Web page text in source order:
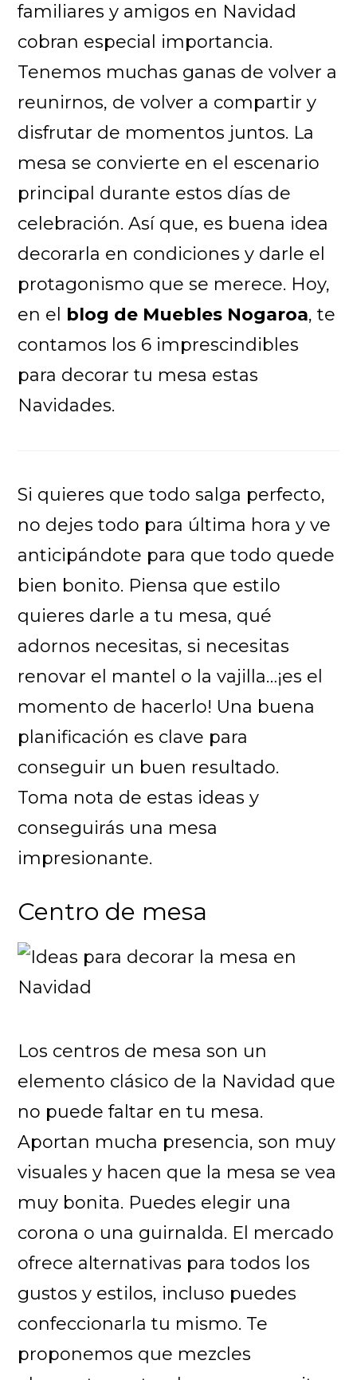
familiares y amigos en Navidad
cobran especial importancia.
Tenemos muchas ganas de volver a
reunirnos, de volver a compartir y
disfrutar de momentos juntos. La
mesa se convierte en el escenario
principal durante estos días de
celebración. Así que, es buena idea
decorarla en condiciones y darle el
protagonismo que se merece. Hoy,
en el blog de Muebles Nogaroa, te
contamos los 6 imprescindibles
para decorar tu mesa estas
Navidades.
Si quieres que todo salga perfecto,
no dejes todo para última hora y ve
anticipándote para que todo quede
bien bonito. Piensa que estilo
quieres darle a tu mesa, qué
adornos necesitas, si necesitas
renovar el mantel o la vajilla…¡es el
momento de hacerlo! Una buena
planificación es clave para
conseguir un buen resultado.
Toma nota de estas ideas y
conseguirás una mesa
impresionante.
Centro de mesa
Los centros de mesa son un
elemento clásico de la Navidad que
no puede faltar en tu mesa.
Aportan mucha presencia, son muy
visuales y hacen que la mesa se vea
muy bonita. Puedes elegir una
corona o una guirnalda. El mercado
ofrece alternativas para todos los
gustos y estilos, incluso puedes
confeccionarla tu mismo. Te
proponemos que mezcles